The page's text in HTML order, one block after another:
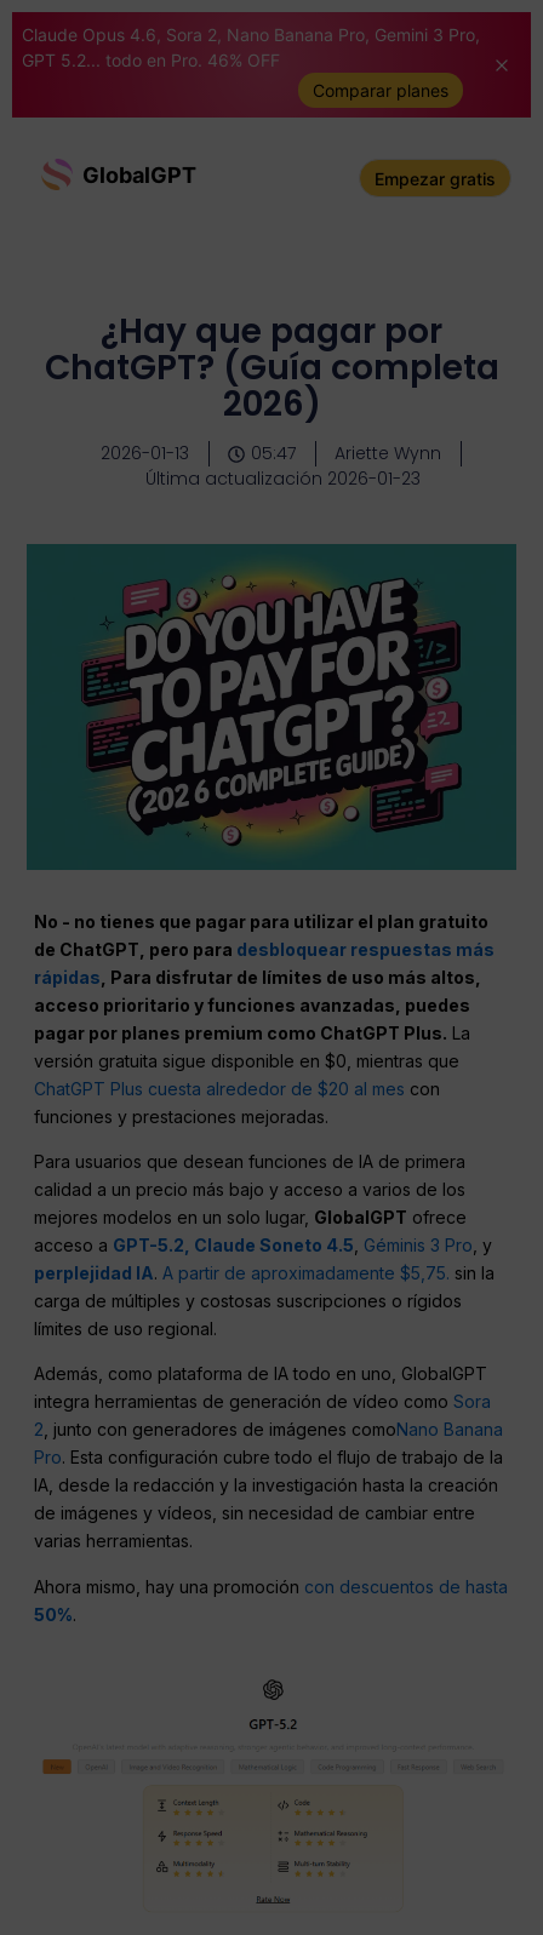
Claude Opus 4.6, Sora 2, Nano Banana Pro, Gemini 3 Pro,
GPT 5.2... todo en Pro. 46% OFF
Comparar planes
GlobalGPT Empezar gratis
¿Hay que pagar por
ChatGPT? (Guía completa
2026)
2026-01-13 05:47
Ariette Wynn
Última actualización 2026-01-23
No - no tienes que pagar para utilizar el plan gratuito
de ChatGPT, pero para desbloquear respuestas más
rápidas , Para disfrutar de límites de uso más altos,
acceso prioritario y funciones avanzadas, puedes
pagar por planes premium como ChatGPT Plus. La
versión gratuita sigue disponible en $0, mientras que
ChatGPT Plus cuesta alrededor de $20 al mes con
funciones y prestaciones mejoradas.
Para usuarios que desean funciones de IA de primera
calidad a un precio más bajo y acceso a varios de los
mejores modelos en un solo lugar, GlobalGPT ofrece
acceso a GPT-5.2, Claude Soneto 4.5 Géminis 3 Pro , y
perplejidad IA.A partir de aproximadamente $5,75. sin la
carga de múltiples y costosas suscripciones o rígidos
límites de uso regional.
Además, como plataforma de IA todo en uno, GlobalGPT
integra herramientas de generación de vídeo comoSora
2, junto con generadores de imágenes comoNano Banana
Pro. Esta configuración cubre todo el flujo de trabajo de la
IA, desde la redacción y la investigación hasta la creación
de imágenes y vídeos, sin necesidad de cambiar entre
varias herramientas.
Ahora mismo, hay una promoción con descuentos de hasta
50%.